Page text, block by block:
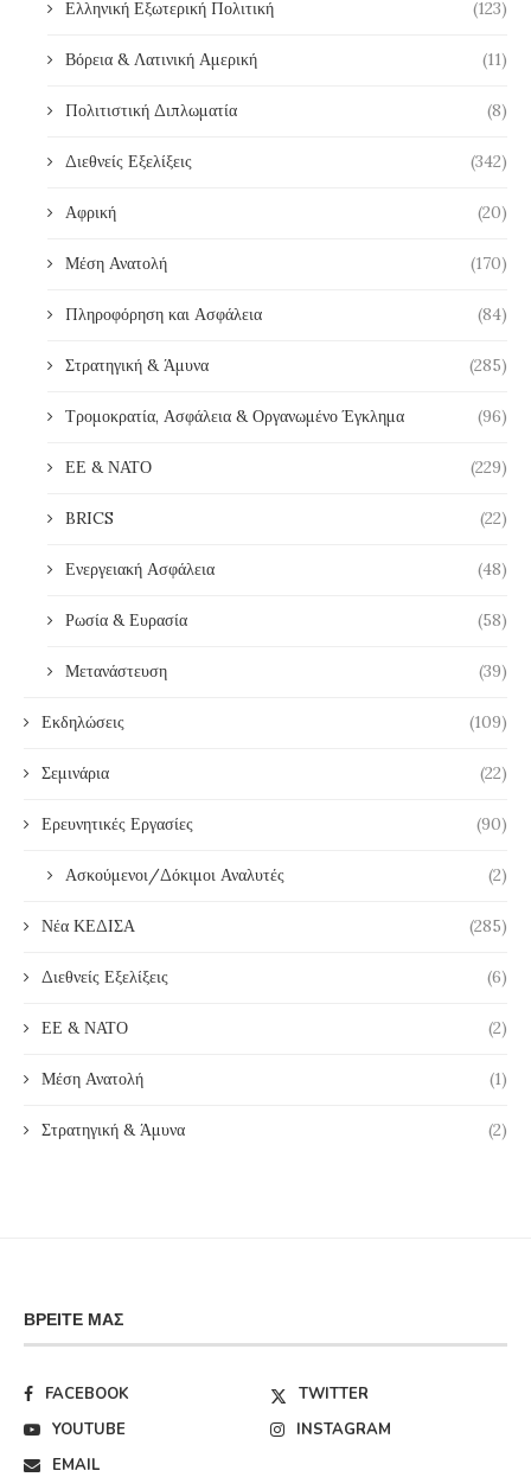
Ελληνική Εξωτερική Πολιτική (123)
Βόρεια & Λατινική Αμερική (11)
Πολιτιστική Διπλωματία (8)
Διεθνείς Εξελίξεις (342)
Αφρική (20)
Μέση Ανατολή (170)
Πληροφόρηση και Ασφάλεια (84)
Στρατηγική & Άμυνα (285)
Τρομοκρατία, Ασφάλεια & Οργανωμένο Έγκλημα (96)
ΕΕ & ΝΑΤΟ (229)
BRICS (22)
Ενεργειακή Ασφάλεια (48)
Ρωσία & Ευρασία (58)
Μετανάστευση (39)
Εκδηλώσεις (109)
Σεμινάρια (22)
Ερευνητικές Εργασίες (90)
Ασκούμενοι/Δόκιμοι Αναλυτές (2)
Νέα ΚΕΔΙΣΑ (285)
Διεθνείς Εξελίξεις (6)
ΕΕ & ΝΑΤΟ (2)
Μέση Ανατολή (1)
Στρατηγική & Άμυνα (2)
ΒΡΕΊΤΕ ΜΑΣ
FACEBOOK
TWITTER
YOUTUBE
INSTAGRAM
EMAIL